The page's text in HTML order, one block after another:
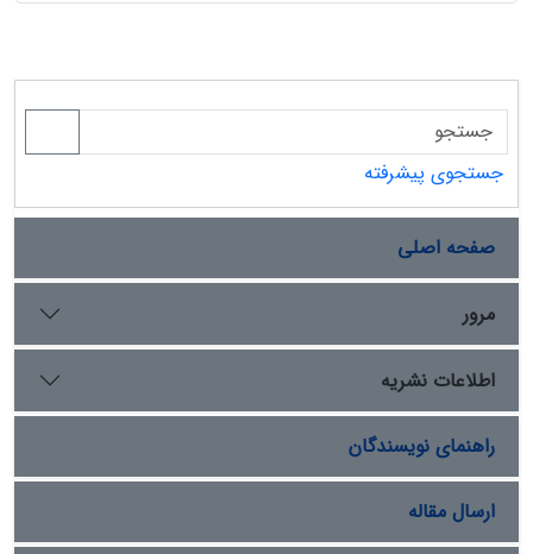
جستجوی پیشرفته
صفحه اصلی
مرور
اطلاعات نشریه
راهنمای نویسندگان
ارسال مقاله